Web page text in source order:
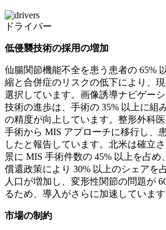
ドライバー
低侵襲技術の採用の増加
仙腸関節機能不全を患う患者の 65%
縮と合併症のリスクの低下により、
選択しています。画像誘導ナビゲー
技術の進歩は、手術の 35% 以上に組
の精度が向上しています。整形外科
手術から MIS アプローチに移行し、
したと報告しています。北米は確立
景に MIS 手術件数の 45% 以上を占め
償還政策により 30% 以上のシェアを
人口が増加し、変形性関節の問題が
るため、導入がさらに加速しています
市場の制約